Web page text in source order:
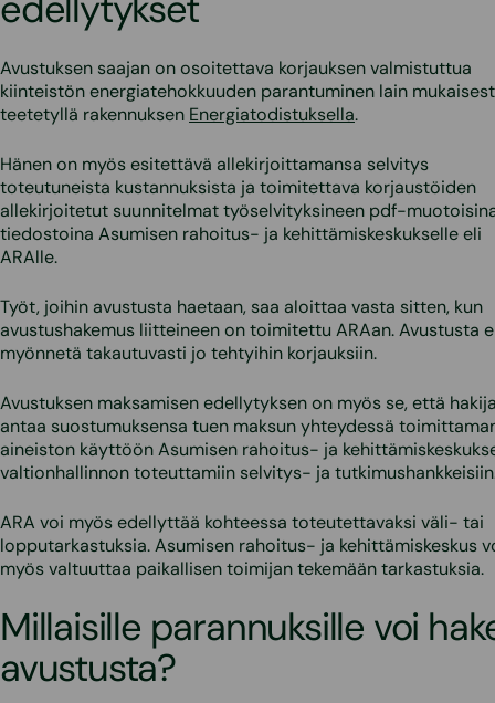
Avustuksen saajan on osoitettava korjauksen valmistuttua
kiinteistön energiatehokkuuden parantuminen lain
teetetyllä rakennuksen Energiatodistuksella.
Hänen on myös esitettävä allekirjoittamansa selvitys
toteutuneista kustannuksista ja toimitettava korjaustöiden
allekirjoitetut suunnitelmat työselvityksineen pdf-
tiedostoina Asumisen rahoitus- ja kehittämiskeskukselle eli
ARAlle.
Työt, joihin avustusta haetaan, saa aloittaa vasta sitten, kun
avustushakemus liitteineen on toimitettu ARAan. Avustusta
myönnetä takautuvasti jo tehtyihin korjauksiin.
Avustuksen maksamisen edellytyksen on myös se, että
antaa suostumuksensa tuen maksun yhteydessä
aineiston käyttöön Asumisen rahoitus- ja
valtionhallinnon toteuttamiin selvitys- ja
ARA voi myös edellyttää kohteessa toteutettavaksi väli- tai
lopputarkastuksia. Asumisen rahoitus- ja kehittämiskeskus
myös valtuuttaa paikallisen toimijan tekemään tarkastuksia.
Millaisille parannuksille voi
avustusta?